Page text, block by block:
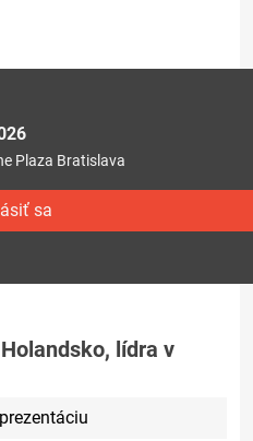
Plaza Bratislava
sa
lídra v